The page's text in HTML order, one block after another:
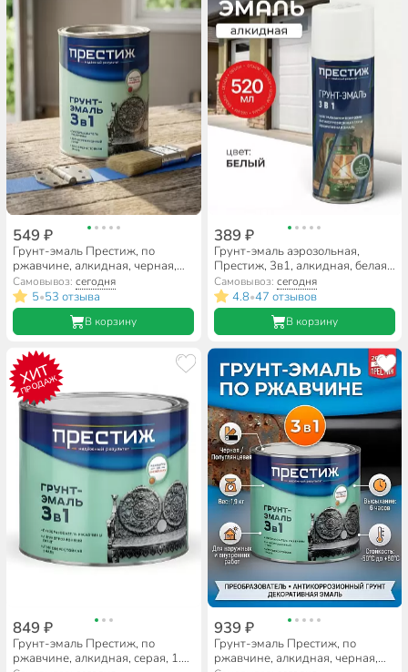
549 ₽
Грунт-эмаль Престиж, по
ржавчине, алкидная, черная,
0.9 кг
Самовывоз:сегодня
5•53 отзыва
В корзину
389 ₽
Грунт-эмаль аэрозольная,
Престиж, 3в1, алкидная, белая,
520 мл
Самовывоз: сегодня
4.8•47 отзывов
В корзину
ХИТ
ПРОДАЖ
849 ₽
Грунт-эмаль Престиж, по
ржавчине, алкидная, серая, 1.9
939 ₽
Грунт-эмаль Престиж, по
ржавчине, алкидная, черная,